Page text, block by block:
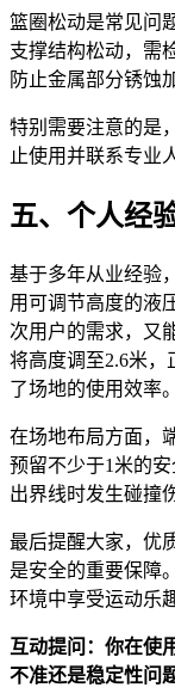
篮圈松动是常见问
支撑结构松动，需
防止金属部分锈蚀
特别需要注意的是
止使用并联系专业
五、个人经
基于多年从业经验
用可调节高度的液
次用户的需求，又
将高度调至2.6米
了场地的使用效率。
在场地布局方面，
预留不少于1米的
出界线时发生碰撞
最后提醒大家，优
是安全的重要保障
环境中享受运动乐
互动提问：你在使
不准还是稳定性问